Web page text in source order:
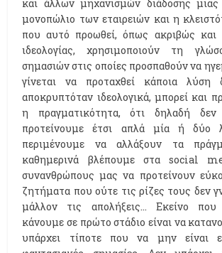
και άλλων μηχανισμών διάδοσης μιας
μονοπώλιο των εταιρειών και η
που αυτό προωθεί, όπως ακριβώς και
ιδεολογίας, χρησιμοποιούν τη
σημασιών στις οποίες προσπαθούν να
γίνεται να προταχθεί κάποια λύση
αποκρυπτόταν ιδεολογικά, μπορεί και
η πραγματικότητα, ότι δηλαδή
προτείνουμε έτσι απλά μία ή δύο
περιμένουμε να αλλάξουν τα
καθημερινά βλέπουμε στα social
συνανθρώπους μας να προτείνουν
ζητήματα που ούτε τις ρίζες τους δεν
μάλλον τις απολήξεις… Εκείνο
κάνουμε σε πρώτο στάδιο είναι να
υπάρχει τίποτε που να μην είναι